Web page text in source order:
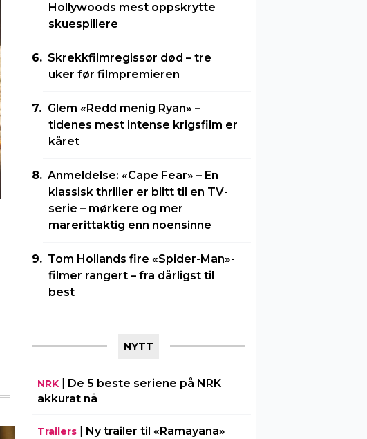
Hollywoods mest oppskrytte
skuespillere
Skrekkfilmregissør død – tre
uker før filmpremieren
Glem «Redd menig Ryan» –
tidenes mest intense krigsfilm er
kåret
Anmeldelse: «Cape Fear» – En
klassisk thriller er blitt til en TV-
serie – mørkere og mer
marerittaktig enn noensinne
Tom Hollands fire «Spider-Man»-
filmer rangert – fra dårligst til
best
NYTT
NRK| De 5 beste seriene på NRK
akkurat nå
Trailers| Ny trailer til «Ramayana»